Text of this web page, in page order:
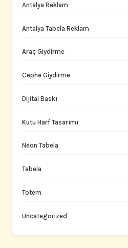
Antalya Reklam
Antalya Tabela Reklam
Araç Giydirme
Cephe Giydirme
Dijital Baskı
Kutu Harf Tasarımı
Neon Tabela
Tabela
Totem
Uncategorized